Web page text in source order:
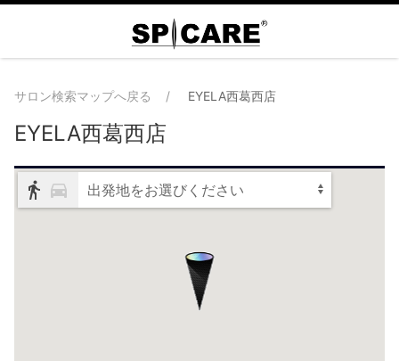
サロン検索マップへ戻る EYELA西葛西店
EYELA西葛西店
出発地をお選びください